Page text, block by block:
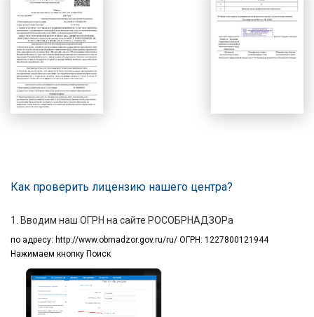
Как проверить лицензию нашего центра?
1. Вводим наш ОГРН на сайте РОСОБРНАДЗОРа
по адресу: http://www.obrnadzor.gov.ru/ru/ ОГРН: 1227800121944
Нажимаем кнопку Поиск